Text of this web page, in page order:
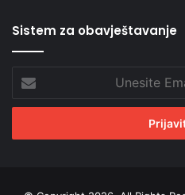
Sistem za obavještavanje
Email
adresu